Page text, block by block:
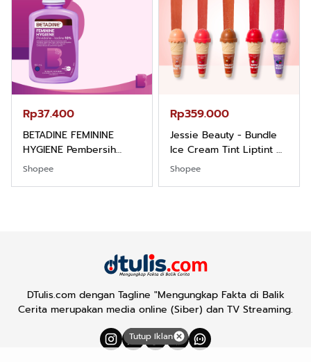
Rp37.400
BETADINE FEMININE
HYGIENE Pembersih
Kewanitaan 60ml
Shopee
Rp359.000
Jessie Beauty - Bundle
Ice Cream Tint Liptint All
Variant
Shopee
Tutup Iklan
DTulis.com dengan Tagline "Mengungkap Fakta di Balik
Cerita merupakan media online (Siber) dan TV Streaming.